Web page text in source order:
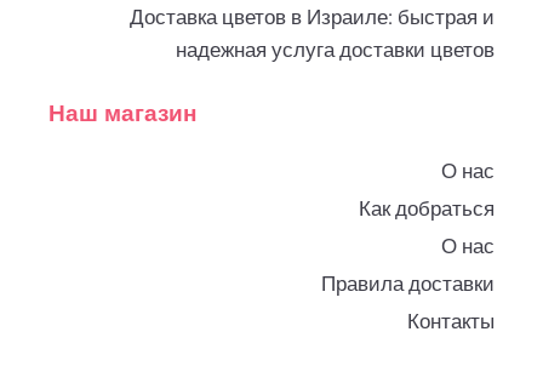
Доставка цветов в Израиле: быстрая и
надежная услуга доставки цветов
Наш магазин
О нас
Как добраться
О нас
Правила доставки
Контакты